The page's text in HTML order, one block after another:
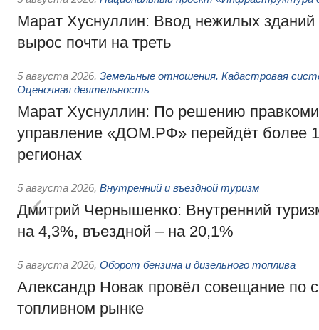
Марат Хуснуллин: Ввод нежилых зданий
вырос почти на треть
5 августа 2026, Земельные отношения. Кадастровая
Оценочная деятельность
Марат Хуснуллин: По решению
управление «ДОМ.РФ» перейдёт более
регионах
5 августа 2026, Внутренний и въездной туризм
Дмитрий Чернышенко: Внутренний
на 4,3%, въездной – на 20,1%
5 августа 2026, Оборот бензина и дизельного топлива
Александр Новак провёл совещание по
топливном рынке